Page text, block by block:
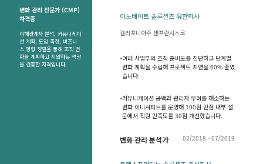
변화 관리 전문가 (CMP)
자격증
이해관계자 분석, 커뮤니케이
션 계획, 도입 측정, 비즈니
스 영향 정렬을 통해 조직 변
화를 계획하고 지원하는 역량
을 검증한 자격입니다.
이노베이트 솔루션즈 유한회사
캘리포니아주 샌프란시스코
•여러 사업부의 조직 준비도를 진단하고 단계별
변화 계획을 수립해 프로젝트 지연을 60% 줄였
습니다.
•커뮤니케이션 공백과 관리자 우려를 해소하는
변화 이니셔티브를 운영해 100점 만점 내부 설
문에서 직원 만족도를 30점 개선했습니다.
변화 관리 분석가 02/2018 - 07/2019